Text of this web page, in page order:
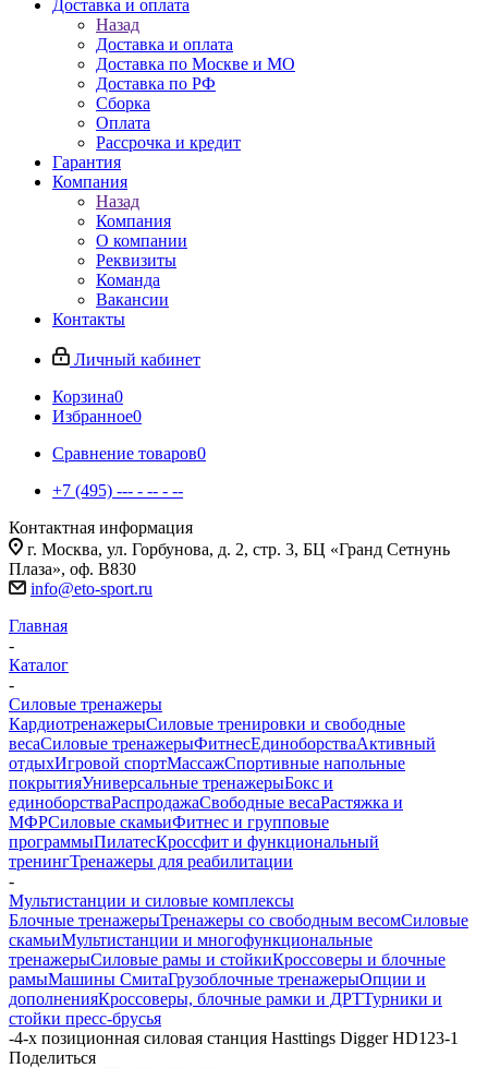
Доставка и оплата
Назад
Доставка и оплата
Доставка по Москве и МО
Доставка по РФ
Сборка
Оплата
Рассрочка и кредит
Гарантия
Компания
Назад
Компания
О компании
Реквизиты
Команда
Вакансии
Контакты
Личный кабинет
Корзина0
Избранное0
Сравнение товаров0
+7 (495) --- - -- - --
Контактная информация
г. Москва, ул. Горбунова, д. 2, стр. 3, БЦ «Гранд Сетнунь
Плаза», оф. В830
info@eto-sport.ru
Главная
-
Каталог
-
Силовые тренажеры
КардиотренажерыСиловые тренировки и свободные
весаСиловые тренажерыФитнесЕдиноборстваАктивный
отдыхИгровой спортМассажСпортивные напольные
покрытияУниверсальные тренажерыБокс и
единоборстваРаспродажаСвободные весаРастяжка и
МФРСиловые скамьиФитнес и групповые
программыПилатесКроссфит и функциональный
тренингТренажеры для реабилитации
-
Мультистанции и силовые комплексы
Блочные тренажерыТренажеры со свободным весомСиловые
скамьиМультистанции и многофункциональные
тренажерыСиловые рамы и стойкиКроссоверы и блочные
рамыМашины СмитаГрузоблочные тренажерыОпции и
дополненияКроссоверы, блочные рамки и ДРТТурники и
стойки пресс-брусья
-4-х позиционная силовая станция Hasttings Digger HD123-1
Поделиться